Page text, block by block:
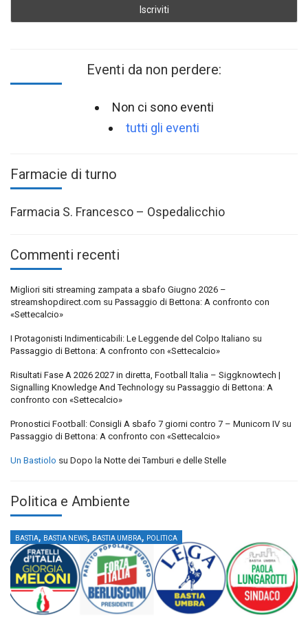
Eventi da non perdere:
Non ci sono eventi
tutti gli eventi
Farmacie di turno
Farmacia S. Francesco – Ospedalicchio
Commenti recenti
Migliori siti streaming zampata a sbafo Giugno 2026 –
streamshopdirect.com su Passaggio di Bettona: A confronto con
«Settecalcio»
I Protagonisti Indimenticabili: Le Leggende del Colpo Italiano su
Passaggio di Bettona: A confronto con «Settecalcio»
Risultati Fase A 2026 2027 in diretta, Football Italia – Siggknowtech |
Signalling Knowledge And Technology su Passaggio di Bettona: A
confronto con «Settecalcio»
Pronostici Football: Consigli A sbafo 7 giorni contro 7 – Municorn IV su
Passaggio di Bettona: A confronto con «Settecalcio»
Un Bastiolo su Dopo la Notte dei Tamburi e delle Stelle
Politica e Ambiente
BASTIA, BASTIA NEWS, BASTIA UMBRA, POLITICA